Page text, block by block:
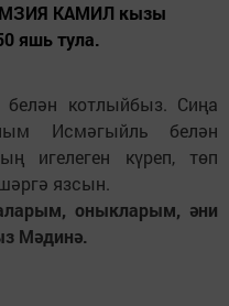
КАМИЛ кызы
яшь тула.
котлыйбыз. Сиңа
Исмәгыйль белән
игелеген күреп, төп
язсын.
оныкларым, әни
Мәдинә.